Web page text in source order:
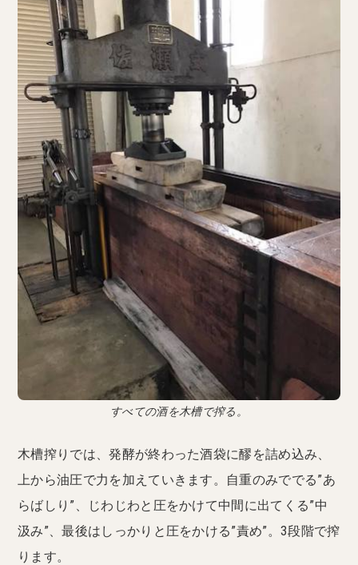
すべての酒を木槽で搾る。
木槽搾りでは、発酵が終わった酒袋に醪を詰め込み、
上から油圧で力を加えていきます。自重のみででる”あ
らばしり”、じわじわと圧をかけて中間に出てくる”中
汲み”、最後はしっかりと圧をかける”責め”。3段階で搾
ります。